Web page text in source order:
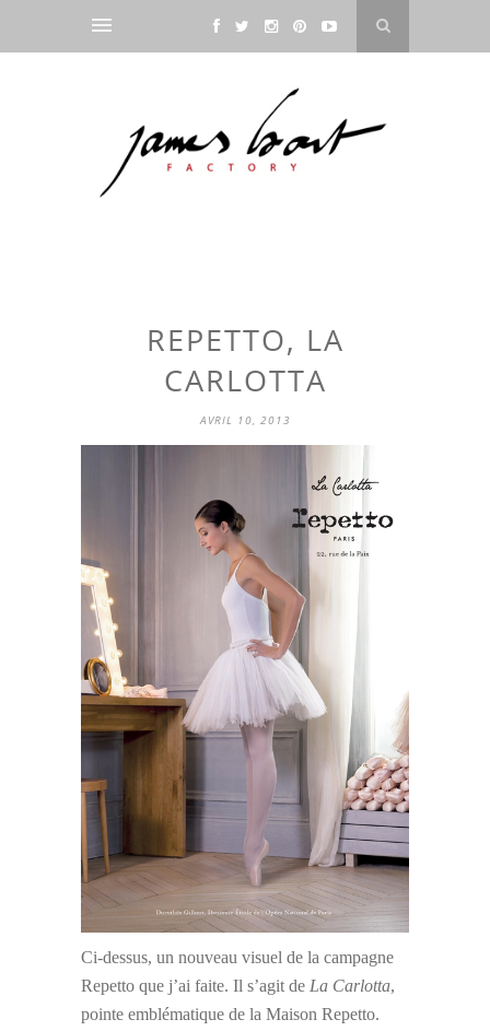
REPETTO, LA
CARLOTTA
AVRIL 10, 2013
Ci-dessus, un nouveau visuel de la campagne
Repetto que j’ai faite. Il s’agit de La Carlotta,
pointe emblématique de la Maison Repetto.